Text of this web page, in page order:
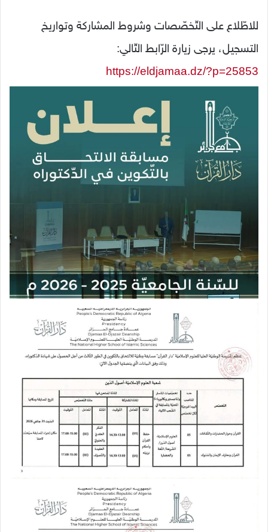
للاطّلاع على التّخصّصات وشروط المشاركة وتواريخ
التسجيل، يرجى زيارة الرّابط التّالي:
https://eldjamaa.dz/?p=25853